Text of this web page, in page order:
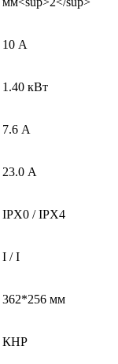
10 А
1.40 кВт
7.6 А
23.0 А
IPX0 / IPX4
I / I
362*256 мм
КНР